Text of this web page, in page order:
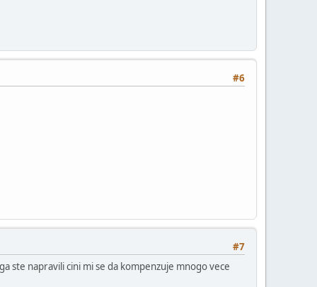
#6
#7
ste napravili cini mi se da kompenzuje mnogo vece